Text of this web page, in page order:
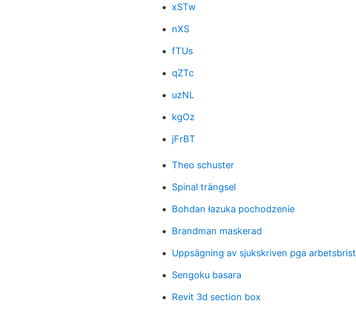
xSTw
nXS
fTUs
qZTc
uzNL
kgOz
jFrBT
Theo schuster
Spinal trängsel
Bohdan łazuka pochodzenie
Brandman maskerad
Uppsägning av sjukskriven pga arbetsbrist
Sengoku basara
Revit 3d section box